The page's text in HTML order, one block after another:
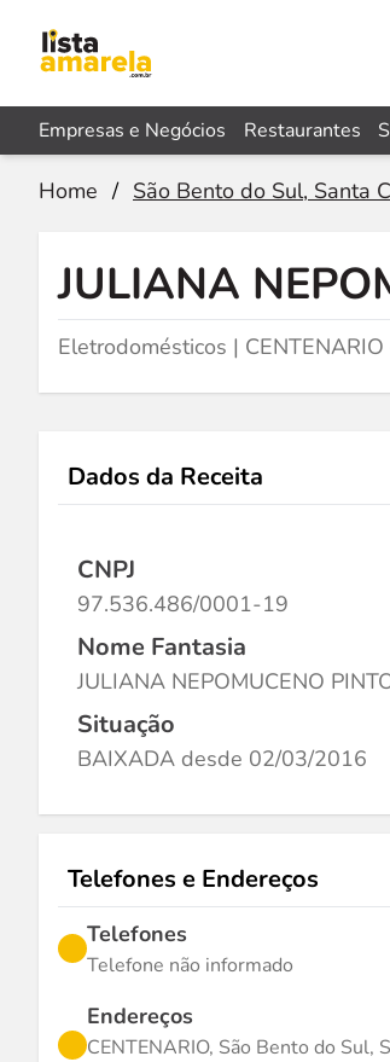
Empresas e Negócios Restaurantes
Home / São Bento do Sul, Santa
JULIANA
Eletrodomésticos |
Dados da Receita
CNPJ
97.536.486/0001-19
Nome Fantasia
JULIANA NEPOMUCENO
Situação
BAIXADA desde 02/03/2016
Telefones e Endereços
Telefones
Telefone não informado
Endereços
CENTENARIO, São Bento do Sul,